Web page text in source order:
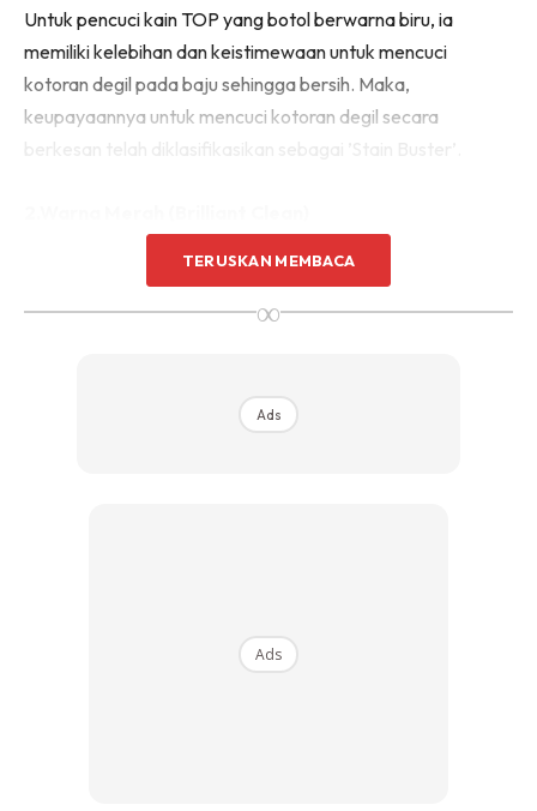
Sentuhan Midas penuh kemewahan dan elegant
untuk kediaman anda.
Rahsia dari IMPIANA, download sekarang di
Untuk pencuci kain TOP yang botol berwarna biru, ia
memiliki kelebihan dan keistimewaan untuk mencuci
kotoran degil pada baju sehingga bersih. Maka,
keupayaannya untuk mencuci kotoran degil secara
TERUSKAN MEMBACA
∞
Ads
Ads